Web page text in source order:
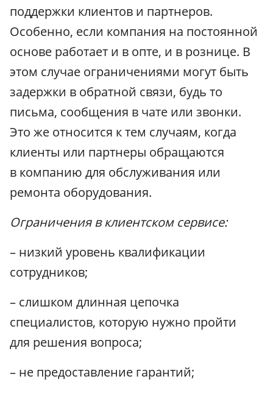
поддержки клиентов и партнеров.
Особенно, если компания на постоянной
основе работает и в опте, и в рознице. В
этом случае ограничениями могут быть
задержки в обратной связи, будь то
письма, сообщения в чате или звонки.
Это же относится к тем случаям, когда
клиенты или партнеры обращаются
в компанию для обслуживания или
ремонта оборудования.
Ограничения в клиентском сервисе:
– низкий уровень квалификации
сотрудников;
– слишком длинная цепочка
специалистов, которую нужно пройти
для решения вопроса;
– не предоставление гарантий;